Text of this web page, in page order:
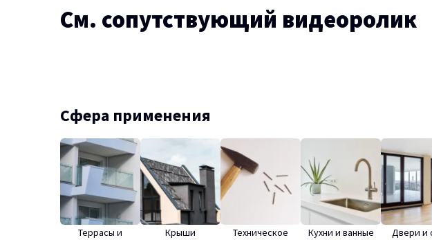
См. сопутствующий видеоролик
Сфера применения
Террасы и
Крыши
Техническое
Кухни и ванные Двери и